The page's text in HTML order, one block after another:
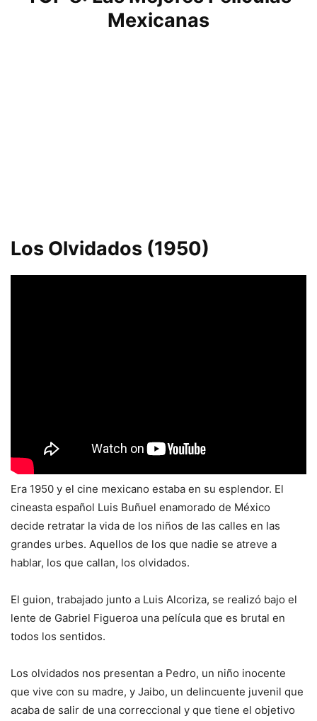
Mexicanas
Los Olvidados (1950)
Era 1950 y el cine mexicano estaba en su esplendor. El
cineasta español Luis Buñuel enamorado de México
decide retratar la vida de los niños de las calles en las
grandes urbes. Aquellos de los que nadie se atreve a
hablar, los que callan, los olvidados.
El guion, trabajado junto a Luis Alcoriza, se realizó bajo el
lente de Gabriel Figueroa una película que es brutal en
todos los sentidos.
Los olvidados nos presentan a Pedro, un niño inocente
que vive con su madre, y Jaibo, un delincuente juvenil que
acaba de salir de una correccional y que tiene el objetivo